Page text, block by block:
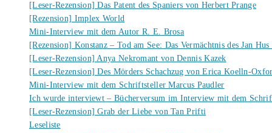
[Leser-Rezension] Das Patent des Spaniers von Herbert Prange
[Rezension] Implex World
Mini-Interview mit dem Autor R. E. Brosa
[Rezension] Konstanz – Tod am See: Das Vermächtnis des Jan
[Leser-Rezension] Anya Nekromant von Dennis Kazek
[Leser-Rezension] Des Mörders Schachzug von Erica Koelln-
Mini-Interview mit dem Schriftsteller Marcus Paudler
Ich wurde interviewt – Bücherversum im Interview mit dem
[Leser-Rezension] Grab der Liebe von Tan Prifti
Leseliste